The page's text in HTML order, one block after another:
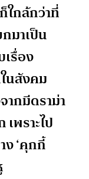
ใกล้กว่าที่
มาเป็น
รื่อง
นสังคม
กมีดราม่า
พราะไป
‘คุกกี้